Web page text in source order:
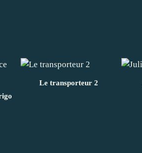
Le transporteur 2